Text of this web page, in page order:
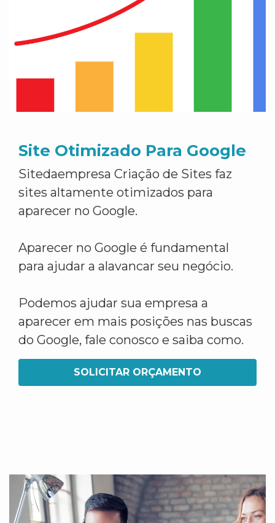
Site Otimizado Para Google
Sitedaempresa Criação de Sites faz
sites altamente otimizados para
aparecer no Google.
Aparecer no Google é fundamental
para ajudar a alavancar seu negócio.
Podemos ajudar sua empresa a
aparecer em mais posições nas buscas
do Google, fale conosco e saiba como.
SOLICITAR ORÇAMENTO